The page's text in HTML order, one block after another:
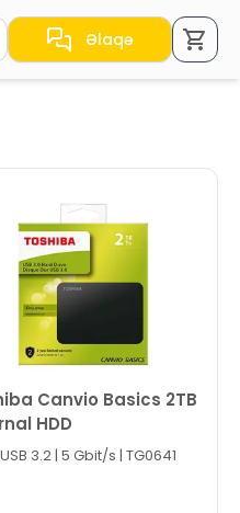
üçün ox
Əlaqə
Canvio Basics 2TB
HDD
3.2 | 5 Gbit/s | TG0641